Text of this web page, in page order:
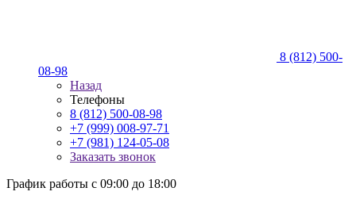
8 (812) 500-
08-98
Назад
Телефоны
8 (812) 500-08-98
+7 (999) 008-97-71
+7 (981) 124-05-08
Заказать звонок
График работы с 09:00 до 18:00